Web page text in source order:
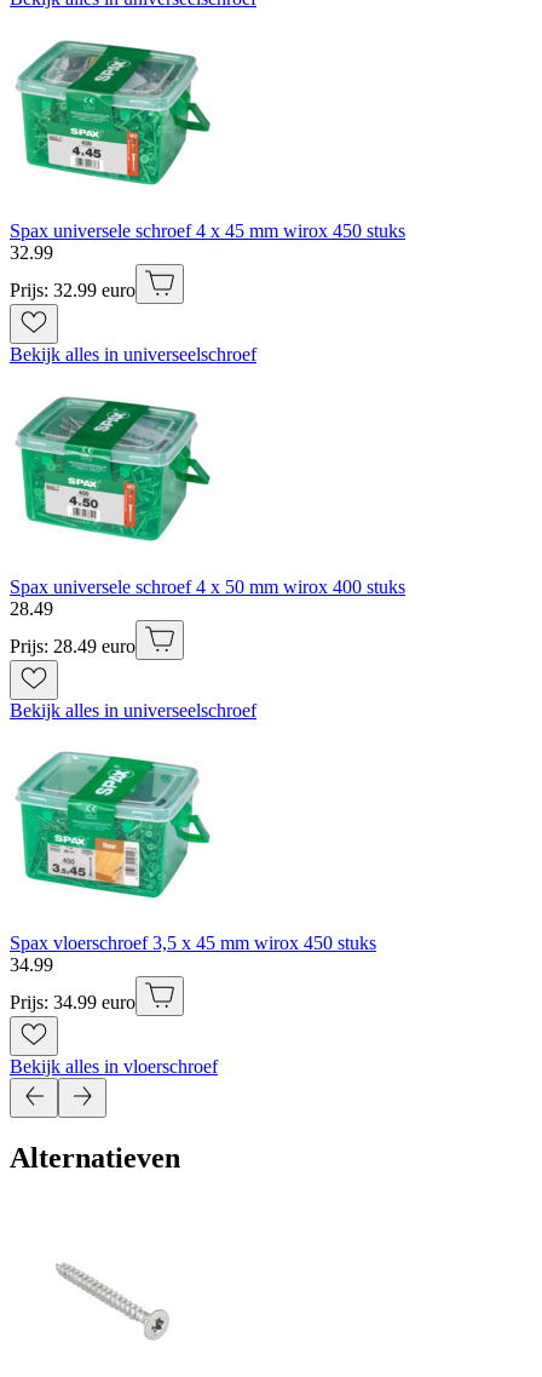
Spax universele schroef 4 x 45 mm wirox 450 stuks
32.99
Prijs: 32.99 euro
Bekijk alles in universeelschroef
Spax universele schroef 4 x 50 mm wirox 400 stuks
28.49
Prijs: 28.49 euro
Bekijk alles in universeelschroef
Spax vloerschroef 3,5 x 45 mm wirox 450 stuks
34.99
Prijs: 34.99 euro
Bekijk alles in vloerschroef
Alternatieven